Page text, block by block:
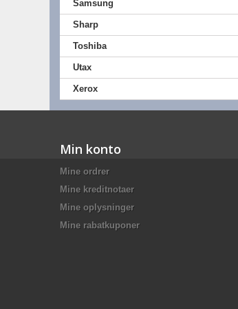
Samsung
Sharp
Toshiba
Utax
Xerox
Min konto
Mine ordrer
Mine kreditnotaer
Mine oplysninger
Mine rabatkuponer